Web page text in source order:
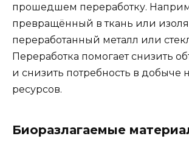
прошедшем переработку.
превращённый в ткань или
переработанный металл или
Переработка помогает снизить
и снизить потребность в добыче
ресурсов.
Биоразлагаемые